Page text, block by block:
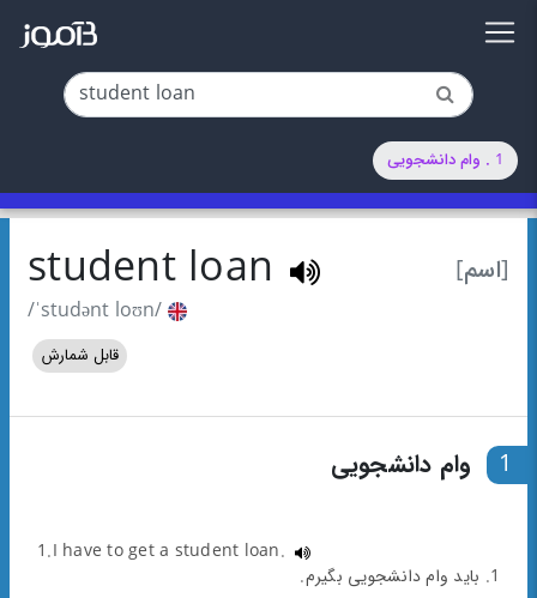
1 . وام دانشجویی
[اسم] student loan
/ˈstudənt loʊn/
قابل شمارش
1 وام دانشجویی
1.I have to get a student loan.
1. باید وام دانشجویی بگیرم.